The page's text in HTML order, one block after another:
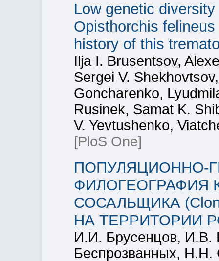
Low genetic
Opisthorchis
history of this
Ilja I. Brusentsov,
Sergei V.
Goncharenko,
Rusinek, Samat K.
V. Yevtushenko,
[PloS One]
ПОПУЛЯЦИОННО-
ФИЛОГЕОГРАФИЯ
СОСАЛЬЩИКА
НА ТЕРРИТОРИИ
И.И. Брусенцов, И.В.
Беспрозванных,